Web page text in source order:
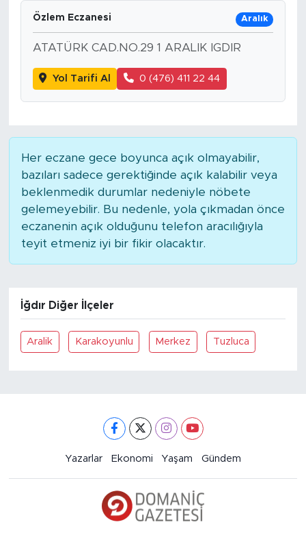
Özlem Eczanesi Aralık
ATATÜRK CAD.NO.29 1 ARALIK IGDIR
Yol Tarifi Al 0 (476) 411 22 44
Her eczane gece boyunca açık olmayabilir,
bazıları sadece gerektiğinde açık kalabilir veya
beklenmedik durumlar nedeniyle nöbete
gelemeyebilir. Bu nedenle, yola çıkmadan önce
eczanenin açık olduğunu telefon aracılığıyla
teyit etmeniz iyi bir fikir olacaktır.
İğdır Diğer İlçeler
Aralik Karakoyunlu Merkez Tuzluca
Yazarlar Ekonomi Yaşam Gündem